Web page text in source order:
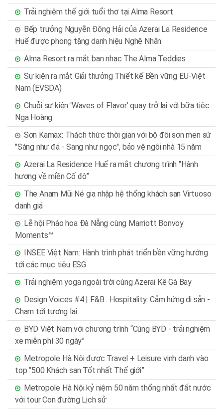
Trải nghiệm thế giới tuổi thơ tại Alma Resort
Bếp trưởng Nguyễn Đông Hải của Azerai La Residence
Huế được phong tặng danh hiệu Nghệ Nhân
Alma Resort ra mắt ban nhạc The Alma Teddies
Sự kiện ra mắt Giải thưởng Thiết kế Bền vững EU-Việt
Nam (EVSDA)
Chuỗi sự kiện ‘Waves of Flavor’ quay trở lại với bữa tiệc
Nga Hoàng
Sơn Kamax: Thách thức thời gian với bộ đôi sơn men sứ
"Sáng như đá - Sang như ngọc", bảo vệ ngôi nhà 15 năm
Azerai La Residence Huế ra mắt chương trình “Hành
hương về miền Cố đô”
The Anam Mũi Né gia nhập hệ thống khách sạn Virtuoso
danh giá
Lễ hội Pháo hoa Đà Nẵng cùng Marriott Bonvoy
Moments™
INSEE Việt Nam: Hành trình phát triển bền vững hướng
tới các mục tiêu ESG
Trải nghiệm yoga ngoài trời cùng Azerai Kê Gà Bay
Design Voices #4 | F&B . Hospitality: Cảm hứng di sản -
Chạm tới tương lai
BYD Việt Nam với chương trình “Cùng BYD - trải nghiệm
xe miễn phí 30 ngày”
Metropole Hà Nội được Travel + Leisure vinh danh vào
top “500 Khách sạn Tốt nhất Thế giới”
Metropole Hà Nội kỷ niệm 50 năm thống nhất đất nước
với tour Con đường Lịch sử